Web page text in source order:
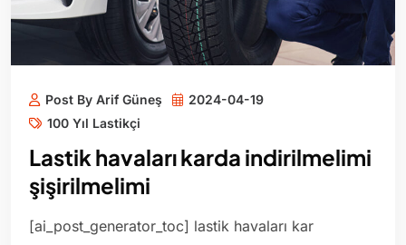
Post By Arif Güneş
2024-04-19
100 Yıl Lastikçi
Lastik havaları karda indirilmelimi
şişirilmelimi
[ai_post_generator_toc] lastik havaları kar